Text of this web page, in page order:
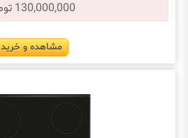
130,000,000 تومان
مشاهده و خرید